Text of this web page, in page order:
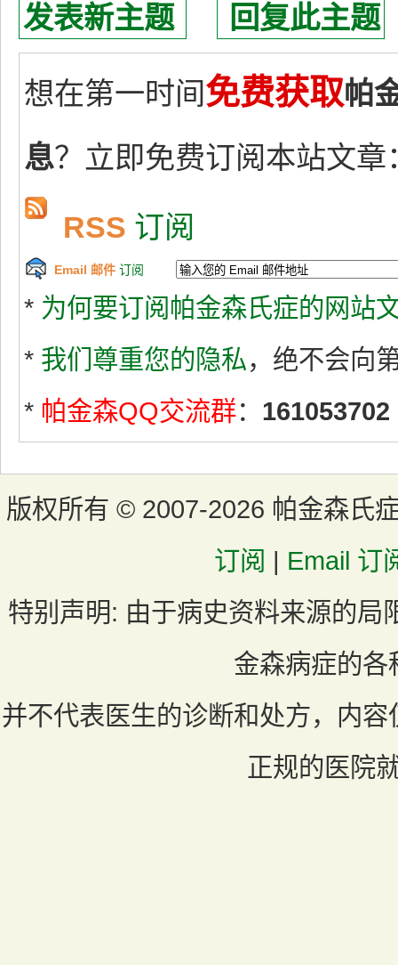
发表新主题 回复此主题
想在第一时间免费获取帕
息？立即免费订阅本站文章
RSS 订阅
Email 邮件 订阅
* 为何要订阅帕金森氏症的网站
* 我们尊重您的隐私，绝不会向
* 帕金森QQ交流群： 161053702
版权所有 © 2007-2026 帕金森氏
订阅 | Email 订
特别声明: 由于病史资料来源的局
金森病症的各
并不代表医生的诊断和处方，内
正规的医院